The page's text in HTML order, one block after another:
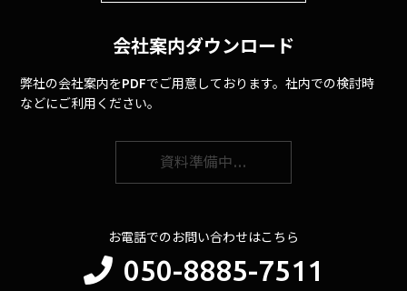
会社案内ダウンロード
弊社の会社案内をPDFでご用意しております。社内での検討時
などにご利用ください。
資料準備中…
お電話でのお問い合わせはこちら
050-8885-7511